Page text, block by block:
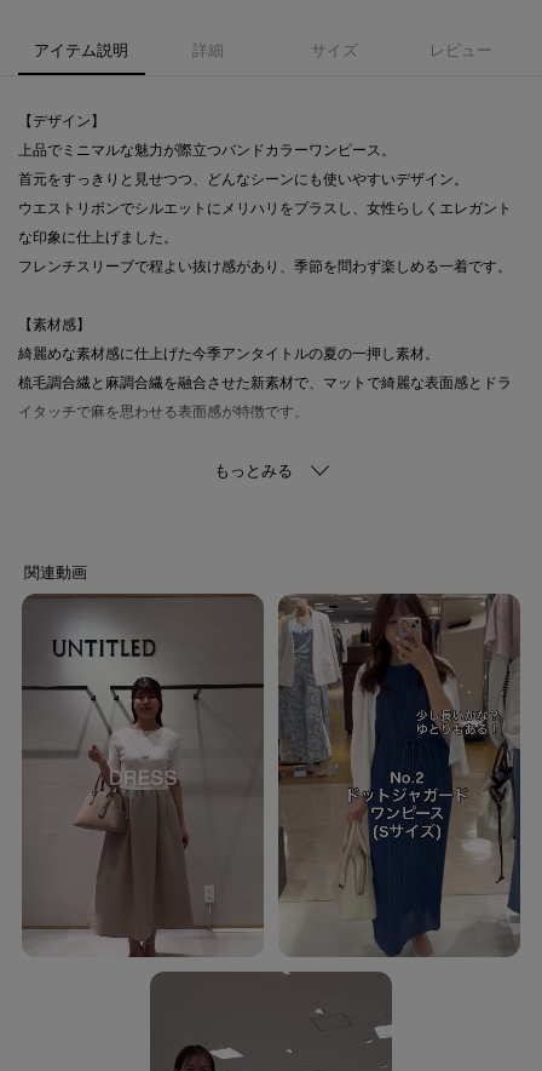
アイテム説明 詳細 サイズ レビュー
【デザイン】
上品でミニマルな魅力が際立つバンドカラーワンピース。
首元をすっきりと見せつつ、どんなシーンにも使いやすいデザイン。
ウエストリボンでシルエットにメリハリをプラスし、女性らしくエレガント
な印象に仕上げました。
フレンチスリーブで程よい抜け感があり、季節を問わず楽しめる一着です。
【素材感】
綺麗めな素材感に仕上げた今季アンタイトルの夏の一押し素材。
梳毛調合繊と麻調合繊を融合させた新素材で、マットで綺麗な表面感とドラ
イタッチで麻を思わせる表面感が特徴です。
イージーケア、接触冷感、遮熱、通気性、UVカット機能付き。
・ポケット数：横×2
・ペチスカート付き
※こちらの商品はやや透け感があります。
※この製品は、太陽光線中の紫外線（UV）を通しにくくします。この効果は
永久的ではありません。
※こちらの商品は複数の国で生産しております。